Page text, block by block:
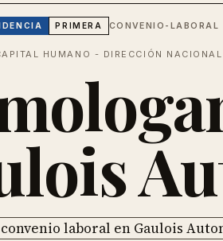
PRIMERA CONVENIO-LABORAL
HUMANO - DIRECCIÓN